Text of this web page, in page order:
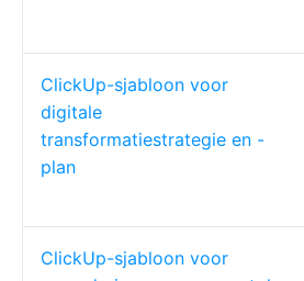
ClickUp-sjabloon voor
digitale
transformatiestrategie en -
plan
ClickUp-sjabloon voor